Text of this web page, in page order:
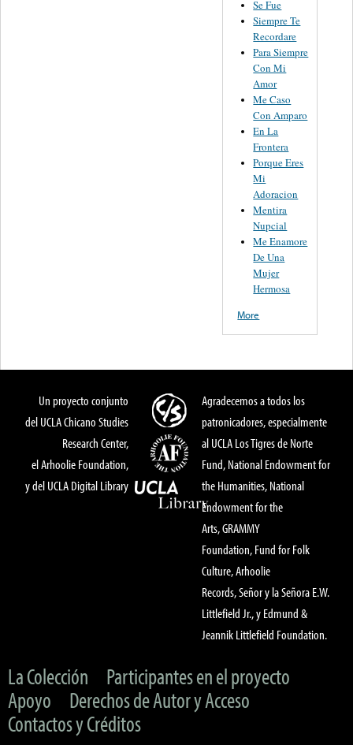
Se Fue
Siempre Te
Recordare
Para Siempre
Con Mi
Amor
Me Caso
Con Amparo
En La
Frontera
Porque Eres
Mi
Adoracion
Mentira
Nupcial
Me Enamore
De Una
Mujer
Hermosa
More
Un proyecto conjunto
del UCLA Chicano Studies
Research Center,
el Arhoolie Foundation,
y del UCLA Digital Library
Agradecemos a todos los
patronicadores, especialmente
al UCLA Los Tigres de Norte
Fund, National Endowment for
the Humanities, National
Endowment for the
Arts, GRAMMY
Foundation, Fund for Folk
Culture, Arhoolie
Records, Señor y la Señora E.W.
Littlefield Jr., y Edmund &
Jeannik Littlefield Foundation.
La Colección
Participantes en el proyecto
Apoyo
Derechos de Autor y Acceso
Contactos y Créditos